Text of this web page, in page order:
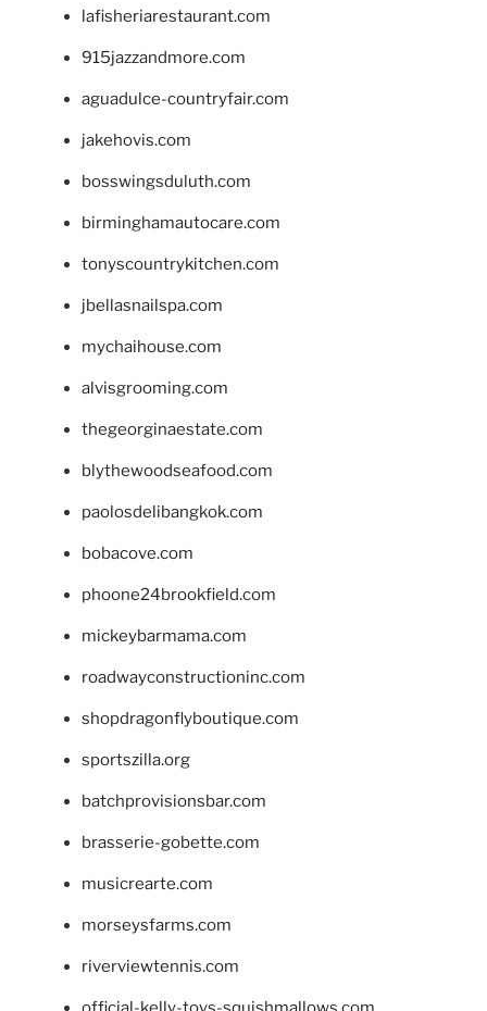
lafisheriarestaurant.com
915jazzandmore.com
aguadulce-countryfair.com
jakehovis.com
bosswingsduluth.com
birminghamautocare.com
tonyscountrykitchen.com
jbellasnailspa.com
mychaihouse.com
alvisgrooming.com
thegeorginaestate.com
blythewoodseafood.com
paolosdelibangkok.com
bobacove.com
phoone24brookfield.com
mickeybarmama.com
roadwayconstructioninc.com
shopdragonflyboutique.com
sportszilla.org
batchprovisionsbar.com
brasserie-gobette.com
musicrearte.com
morseysfarms.com
riverviewtennis.com